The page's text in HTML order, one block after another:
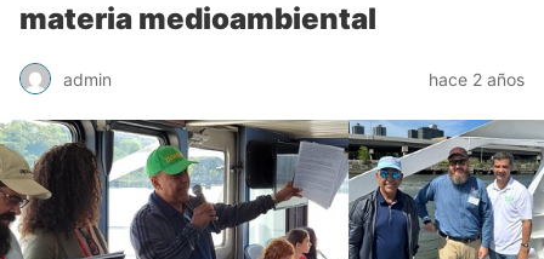
materia medioambiental
admin hace 2 años